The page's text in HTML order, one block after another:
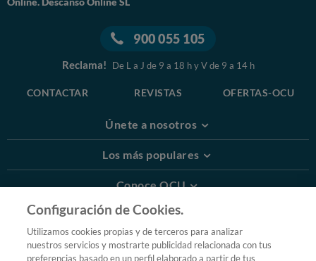
900 055 105
Reclama! De L a J de 9 a 18 h y V de 9 a 14 h
CONTACTAR REVISTAS OFERTAS-OCU
Únete a nosotros
Los más populares
Conoce OCU
Más Información
© 2026 OCU
Configuración de Cookies.
Utilizamos cookies propias y de terceros para analizar
nuestros servicios y mostrarte publicidad relacionada con tus
preferencias basado en un perfil elaborado a partir de tus